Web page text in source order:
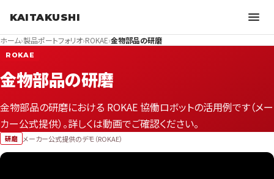
KAITAKUSHI
ホーム›製品ポートフォリオ›ROKAE›金物部品の研磨
ROKAE
金物部品の研磨
金物部品の研磨における ROKAE 協働ロボットの活用例です（メー
カー公式提供）。詳しくは動画でご確認ください。
研磨 メーカー公式提供のデモ（ROKAE）